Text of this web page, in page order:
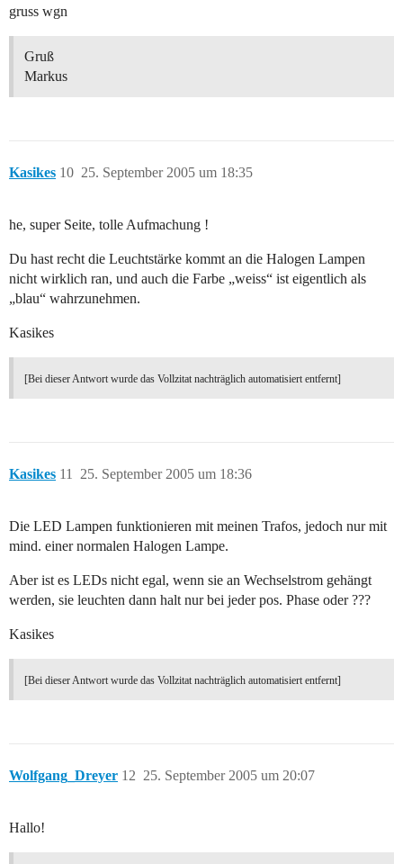
gruss wgn
Gruß
Markus
Kasikes 25. September 2005 um 18:35
10
he, super Seite, tolle Aufmachung !
Du hast recht die Leuchtstärke kommt an die Halogen Lampen
nicht wirklich ran, und auch die Farbe „weiss“ ist eigentlich als
„blau“ wahrzunehmen.
Kasikes
[Bei dieser Antwort wurde das Vollzitat nachträglich automatisiert entfernt]
Kasikes 25. September 2005 um 18:36
11
Die LED Lampen funktionieren mit meinen Trafos, jedoch nur mit
mind. einer normalen Halogen Lampe.
Aber ist es LEDs nicht egal, wenn sie an Wechselstrom gehängt
werden, sie leuchten dann halt nur bei jeder pos. Phase oder ???
Kasikes
[Bei dieser Antwort wurde das Vollzitat nachträglich automatisiert entfernt]
Wolfgang_Dreyer 25. September 2005 um 20:07
12
Hallo!